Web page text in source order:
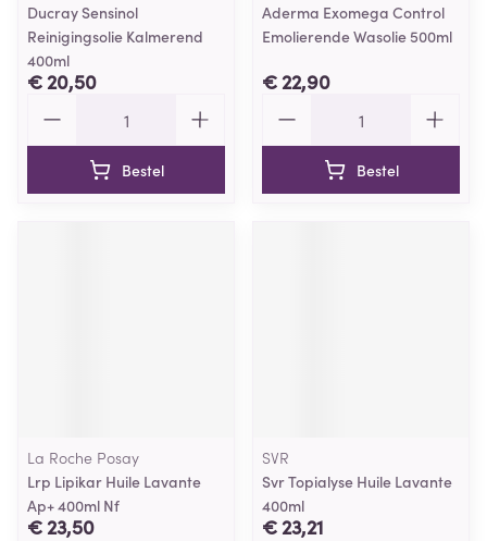
Ducray Sensinol
Reinigingsolie Kalmerend
400ml
€ 20,50
Bestel
Aderma Exomega Control
Emolierende Wasolie 500ml
€ 22,90
Bestel
La Roche Posay
Lrp Lipikar Huile Lavante
Ap+ 400ml Nf
€ 23,50
SVR
Svr Topialyse Huile Lavante
400ml
€ 23,21